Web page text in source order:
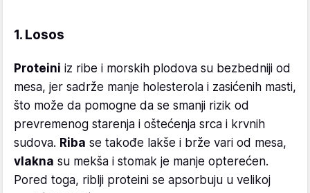
1. Losos
Proteini iz ribe i morskih plodova su bezbedniji od
mesa, jer sadrže manje holesterola i zasićenih masti,
što može da pomogne da se smanji rizik od
prevremenog starenja i oštećenja srca i krvnih
sudova. Riba se takođe lakše i brže vari od mesa,
vlakna su mekša i stomak je manje opterećen.
Pored toga, riblji proteini se apsorbuju u velikoj